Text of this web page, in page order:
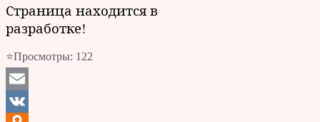
Страница находится в
разработке!
⭐Просмотры: 122
Email